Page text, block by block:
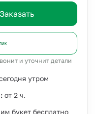
Заказать
и уточнит детали
утром
от 2 ч.
букет бесплатно